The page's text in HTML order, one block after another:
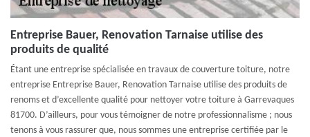
Entreprise Bauer, Renovation Tarnaise utilise des
produits de qualité
Étant une entreprise spécialisée en travaux de couverture toiture, notre
entreprise Entreprise Bauer, Renovation Tarnaise utilise des produits de
renoms et d’excellente qualité pour nettoyer votre toiture à Garrevaques
81700. D’ailleurs, pour vous témoigner de notre professionnalisme ; nous
tenons à vous rassurer que, nous sommes une entreprise certifiée par le